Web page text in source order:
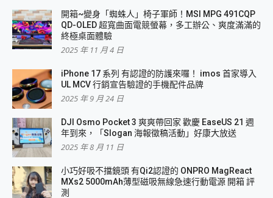
開箱~變身「蜘蛛人」椅子軍師！MSI MPG 491CQP
QD-OLED 超寬曲面電競螢幕，多工辦公、爽度滿滿的
終極桌面體驗
2025 年 11 月 4 日
iPhone 17 系列 有認證的防護來囉！ imos 首家導入
UL MCV 行銷宣告驗證的手機配件品牌
2025 年 9 月 24 日
DJI Osmo Pocket 3 爽爽帶回家 歡慶 EaseUS 21 週
年到來，「Slogan 海報徵稿活動」好康大放送
2025 年 8 月 11 日
小巧好吸不擋鏡頭 有Qi2認證的 ONPRO MagReact
MXs2 5000mAh薄型磁吸無線急速行動電源 開箱 評
測